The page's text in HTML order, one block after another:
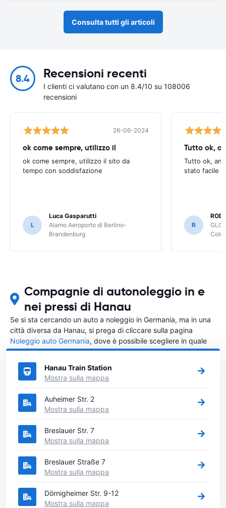
Consulta tutti gli articoli
8.4 Recensioni recenti
I clienti ci valutano con un 8.4/10 su 108006
recensioni
26-06-2024
ok come sempre, utilizzo il
ok come sempre, utilizzo il sito da
tempo con soddisfazione
L
Luca Gasparutti
Alamo Aeroporto di Berlino-
Brandenburg
Tutto ok,
Tutto ok,
stato facile
R
Compagnie di autonoleggio in e
nei pressi di Hanau
Se si sta cercando un auto a noleggio in Germania, ma in una
città diversa da Hanau, si prega di cliccare sulla pagina
Noleggio auto Germania, dove è possibile scegliere in quale
città in Germania si vuole noleggiare l'auto.
Hanau Train Station
Mostra sulla mappa
Auheimer Str. 2
Mostra sulla mappa
Breslauer Str. 7
Mostra sulla mappa
Breslauer Straße 7
Mostra sulla mappa
Dörnigheimer Str. 9-12
Mostra sulla mappa